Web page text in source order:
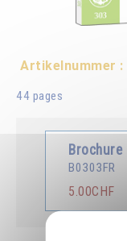
Artikelnummer :
44 pages
Brochure
B0303FR
5.00CHF